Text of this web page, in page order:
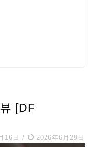
[DF
16日 / 2026年6月29日